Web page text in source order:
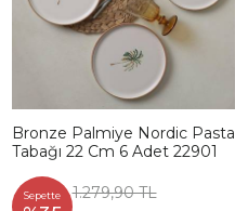
Bronze Palmiye Nordic Pasta
Tabağı 22 Cm 6 Adet 22901
Sepette 1.279,90 TL